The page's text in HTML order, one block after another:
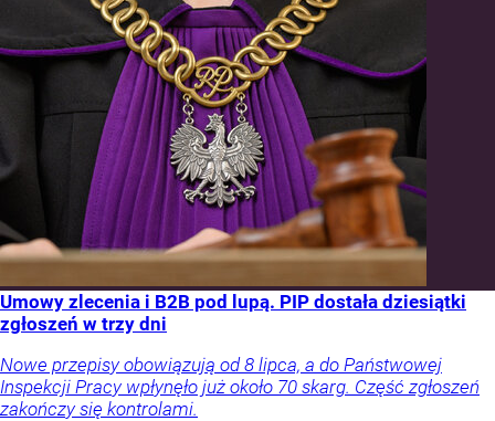
Umowy zlecenia i B2B pod lupą. PIP dostała dziesiątki
zgłoszeń w trzy dni
Nowe przepisy obowiązują od 8 lipca, a do Państwowej
Inspekcji Pracy wpłynęło już około 70 skarg. Część zgłoszeń
zakończy się kontrolami.